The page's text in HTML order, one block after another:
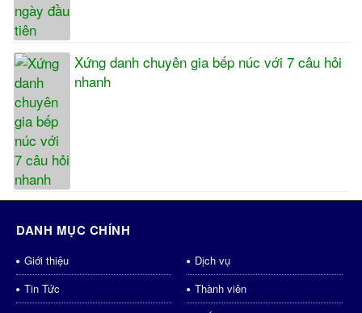
Xứng danh chuyên gia bếp núc với 7 câu hỏi
nhanh
DANH MỤC CHÍNH
Giới thiệu
Dịch vụ
Tin Tức
Thành viên